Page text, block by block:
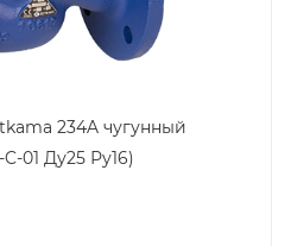
234A чугунный
01 Ду25 Ру16)